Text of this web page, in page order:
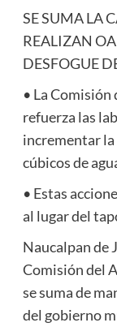
SE SUMA LA
REALIZAN
DESFOGUE
• La Comisión
refuerza las
incrementar
cúbicos de
• Estas
al lugar del
Naucalpan de
Comisión del
se suma de
del gobierno